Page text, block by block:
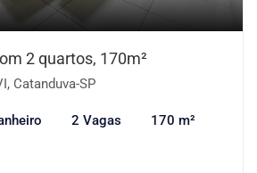
2 quartos, 170m²
Catanduva-SP
2 Vagas 170 m²